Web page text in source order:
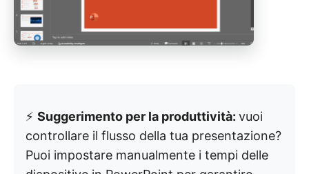
⚡ Suggerimento per la produttività: vuoi
controllare il flusso della tua presentazione?
Puoi impostare manualmente i tempi delle